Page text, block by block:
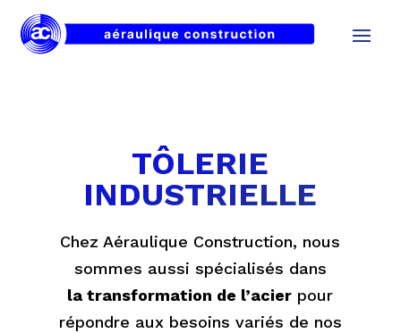
TÔLERIE
INDUSTRIELLE
Chez Aéraulique Construction, nous
sommes aussi spécialisés dans
la transformation de l’acier pour
répondre aux besoins variés de nos